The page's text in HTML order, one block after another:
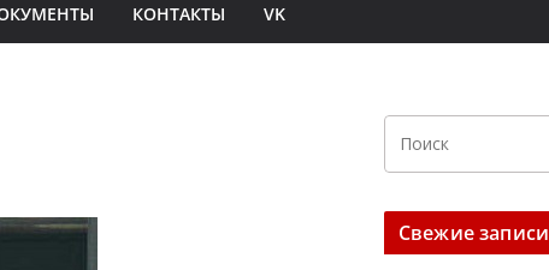
КОНТАКТЫ VK
Свежие записи